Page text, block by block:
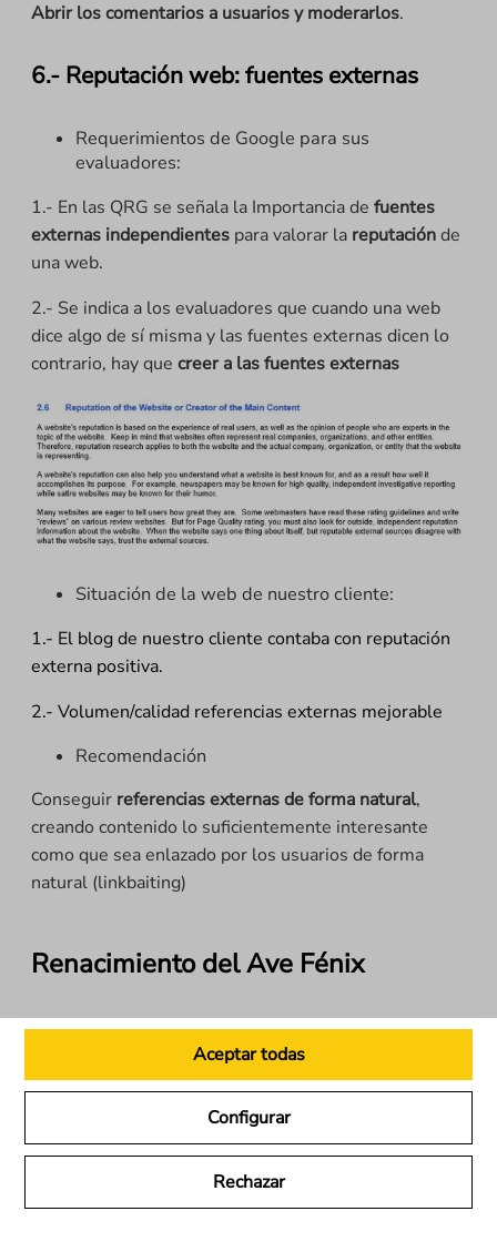
Configurar
Rechazar
Aceptar todas
Abrir los comentarios a usuarios y moderarlos.
6.- Reputación web: fuentes externas
Requerimientos de Google para sus
evaluadores:
1.- En las QRG se señala la Importancia de fuentes
externas independientes para valorar la reputaciónde
una web.
2.- Se indica a los evaluadores que cuando una web
dice algo de sí misma y las fuentes externas dicen lo
contrario, hay que creer a las fuentes externas
Situación de la web de nuestro cliente:
1.- El blog de nuestro cliente contaba con reputación
externa positiva.
2.- Volumen/calidad referencias externas mejorable
Recomendación
Conseguir referencias externas de forma natural,
creando contenido lo suficientemente interesante
como que sea enlazado por los usuarios de forma
natural (linkbaiting)
Renacimiento del Ave Fénix
Tras la implementación de todas estas propuestas de
mejora y dos nuevas actualizaciones de Google, June
2019 Core Update y Google Core Update January
2020 (puntos C y Den esta imagen),
incrementar nuestra visibilidadhasta valores